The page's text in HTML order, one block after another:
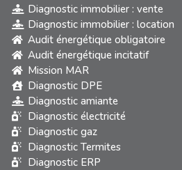
Diagnostic immobilier : vente
Diagnostic immobilier : location
Audit énergétique obligatoire
Audit énergétique incitatif
Mission MAR
Diagnostic DPE
Diagnostic amiante
Diagnostic électricité
Diagnostic gaz
Diagnostic Termites
Diagnostic ERP